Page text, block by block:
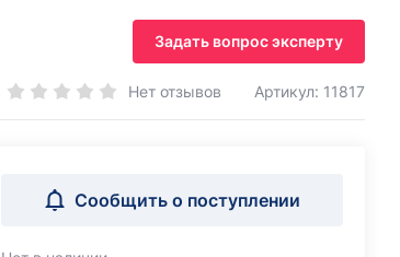
Задать вопрос эксперту
Нет отзывов Артикул: 11817
Сообщить о поступлении